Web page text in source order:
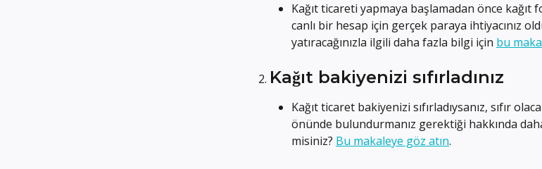
Kağıt ticareti yapmaya başlamadan önce kağıt
canlı bir hesap için gerçek paraya ihtiyacınız
yatıracağınızla ilgili daha fazla bilgi için bu
Kağıt bakiyenizi sıfırladınız
Kağıt ticaret bakiyenizi sıfırladıysanız, sıfır
önünde bulundurmanız gerektiği hakkında
misiniz? Bu makaleye göz atın.